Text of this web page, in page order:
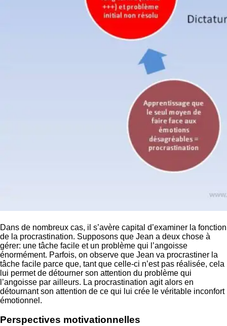
Dans de nombreux cas, il s’avère capital d’examiner la fonction
de la procrastination. Supposons que Jean a deux chose à
gérer: une tâche facile et un problème qui l’angoisse
énormément. Parfois, on observe que Jean va procrastiner la
tâche facile parce que, tant que celle-ci n’est pas réalisée, cela
lui permet de détourner son attention du problème qui
l’angoisse par ailleurs. La procrastination agit alors en
détournant son attention de ce qui lui crée le véritable inconfort
émotionnel.
Perspectives motivationnelles